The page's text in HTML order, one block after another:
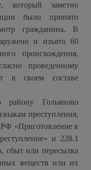
который заметно
было принято
гражданина. В
и изъято 60
происхождения,
проведенному
в своем составе
Гольяново
преступления,
«Приготовление к
и 228.1
сбыт или пересылка
веществ или их